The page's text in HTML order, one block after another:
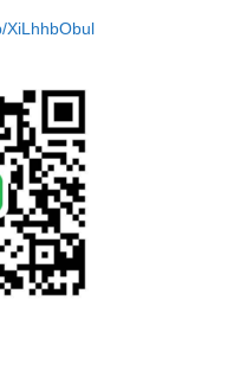
XiLhhbObul